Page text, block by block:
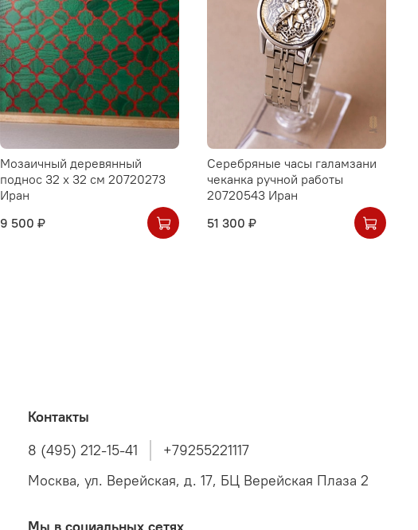
Мозаичный деревянный
поднос 32 х 32 см 20720273
Иран
9 500 ₽
Серебряные часы галамзани
чеканка ручной работы
20720543 Иран
51 300 ₽
Контакты
8 (495) 212-15-41
+79255221117
Москва, ул. Верейская, д. 17, БЦ Верейская Плаза 2